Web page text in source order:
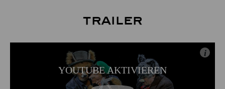
Trailer
YOUTUBE AKTIVIEREN
i